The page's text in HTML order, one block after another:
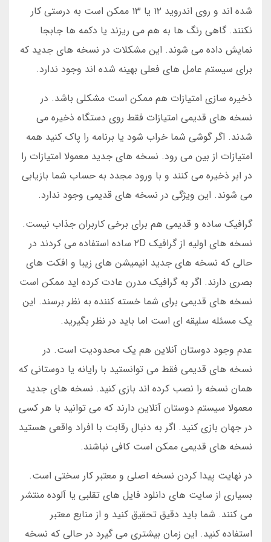
شده اند و روی اندروید ۱۲ یا ۱۳ ممکن است به درستی کار
نکنند. گاهی رنگ ها به هم می ریزند یا دکمه ها جابجا
نمایش داده می شوند. این مشکلات در نسخه های جدید که
برای سیستم عامل های فعلی بهینه شده اند وجود ندارد.
ذخیره سازی امتیازات هم ممکن است مشکلی باشد. در
نسخه های قدیمی امتیازات فقط روی دستگاه ذخیره می
شدند. اگر گوشی شما خراب شود یا برنامه را پاک کنید همه
امتیازات از بین می رود. نسخه های جدید معمولا امتیازات را
در ابر ذخیره می کنند و با ورود مجدد به حساب شما بازیابی
می شوند. این ویژگی در نسخه های قدیمی وجود ندارد.
گرافیک ساده و قدیمی هم برای برخی کاربران جذاب نیست.
نسخه های اولیه از گرافیک ۲D ساده استفاده می کردند در
حالی که نسخه های جدید انیمیشن های زیبا و افکت های
بصری دارند. اگر به گرافیک مدرن عادت کرده اید ممکن است
نسخه های قدیمی برای شما خسته کننده به نظر برسند. این
یک مسئله سلیقه ای است اما باید در نظر بگیرید.
عدم وجود دوستان آنلاین هم یک محدودیت است. در
نسخه های قدیمی فقط می توانستید با رایانه یا دوستانی که
همان نسخه را نصب کرده اند بازی کنید. نسخه های جدید
معمولا سیستم دوستان آنلاین دارند که می توانید با هر کسی
در جهان بازی کنید. اگر به دنبال رقابت با افراد واقعی هستید
نسخه های قدیمی ممکن است کافی نباشند.
در نهایت پیدا کردن نسخه اصلی و معتبر کار سختی است.
بسیاری از سایت های دانلود فایل های تقلبی یا آلوده منتشر
می کنند. شما باید دقیق تحقیق کنید و از منابع معتبر
استفاده کنید. این زمان بیشتری می گیرد در حالی که نسخه